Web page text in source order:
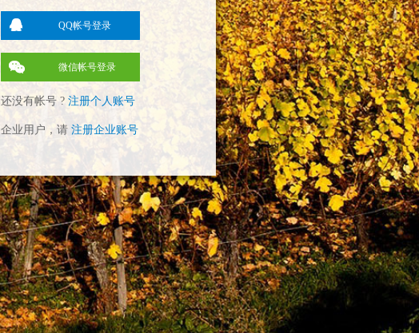
QQ帐号登录
微信帐号登录
还没有帐号 ? 注册个人账号
企业用户，请 注册企业账号